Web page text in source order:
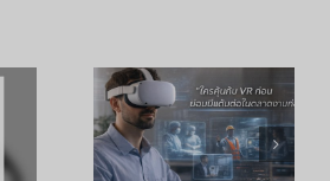
องที่
เพิ่ม
ประสิทธิภาพ
การเรียนรู้
ของพนักงาน